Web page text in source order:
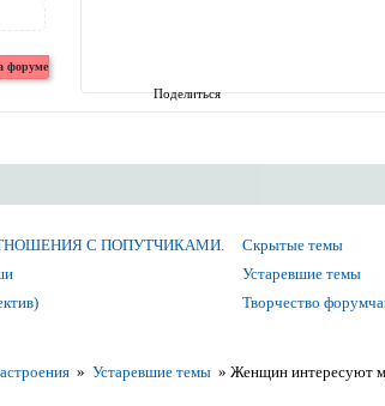
Поделиться
С ПОПУТЧИКАМИ. Скрытые темы
Устаревшие темы
Творчество
» Устаревшие темы »Женщин интересуют